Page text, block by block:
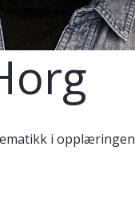
i opplæringen